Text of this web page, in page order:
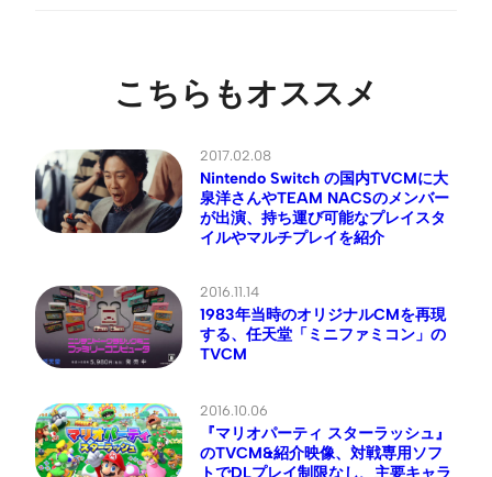
こちらもオススメ
2017.02.08
Nintendo Switch の国内TVCMに大
泉洋さんやTEAM NACSのメンバー
が出演、持ち運び可能なプレイスタ
イルやマルチプレイを紹介
2016.11.14
1983年当時のオリジナルCMを再現
する、任天堂「ミニファミコン」の
TVCM
2016.10.06
『マリオパーティ スターラッシュ』
のTVCM&紹介映像、対戦専用ソフ
トでDLプレイ制限なし、主要キャラ